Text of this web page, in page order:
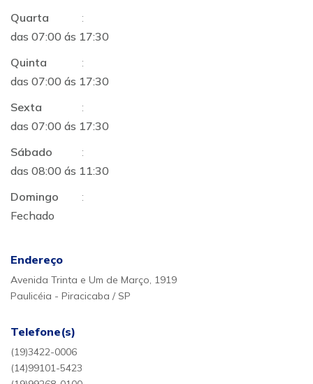
Quarta
:
das 07:00 ás 17:30
Quinta
:
das 07:00 ás 17:30
Sexta
:
das 07:00 ás 17:30
Sábado
:
das 08:00 ás 11:30
Domingo
:
Fechado
Endereço
Avenida Trinta e Um de Março, 1919
Paulicéia - Piracicaba / SP
Telefone(s)
(19)3422-0006
(14)99101-5423